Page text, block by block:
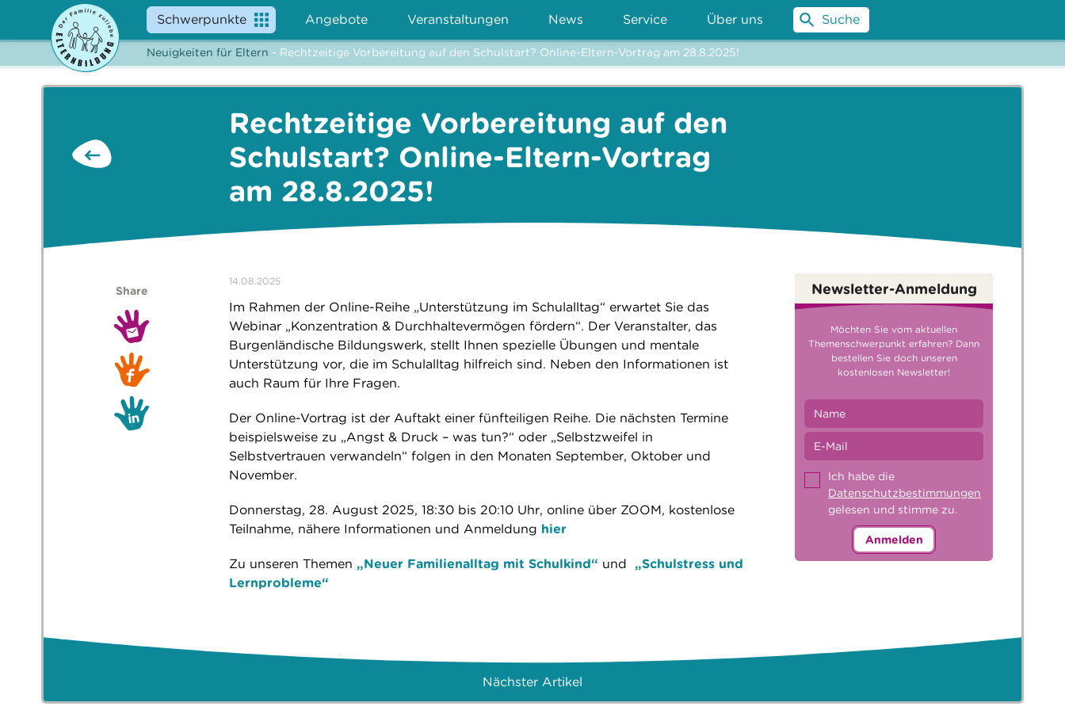
Schwerpunkte Angebote Veranstaltungen News Service Über uns Suche
Neuigkeiten für Eltern - Rechtzeitige Vorbereitung auf den Schulstart? Online-Eltern-Vortrag am 28.8.2025!
Rechtzeitige Vorbereitung auf den
Schulstart? Online-Eltern-Vortrag
am 28.8.2025!
14.08.2025
Im Rahmen der Online-Reihe „Unterstützung im Schulalltag“ erwartet Sie das
Webinar „Konzentration & Durchhaltevermögen fördern“. Der Veranstalter, das
Burgenländische Bildungswerk, stellt Ihnen spezielle Übungen und mentale
Unterstützung vor, die im Schulalltag hilfreich sind. Neben den Informationen ist
auch Raum für Ihre Fragen.
Der Online-Vortrag ist der Auftakt einer fünfteiligen Reihe. Die nächsten Termine
beispielsweise zu „Angst & Druck – was tun?“ oder „Selbstzweifel in
Selbstvertrauen verwandeln“ folgen in den Monaten September, Oktober und
November.
Donnerstag, 28. August 2025, 18:30 bis 20:10 Uhr, online über ZOOM, kostenlose
Teilnahme, nähere Informationen und Anmeldung hier
Zu unseren Themen „Neuer Familienalltag mit Schulkind“ und
„Schulstress und
Lernprobleme“
Share Newsletter-Anmeldung
Möchten Sie vom aktuellen
Themenschwerpunkt erfahren? Dann
bestellen Sie doch unseren
kostenlosen Newsletter!
Ich habe die
Datenschutzbestimmungen
gelesen und stimme zu.
Anmelden
Nächster Artikel